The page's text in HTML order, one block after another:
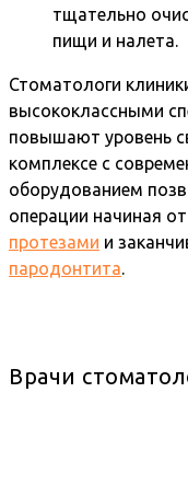
тщательно
пищи и налета.
Стоматологи
высококлассными
повышают уровень
комплексе с
оборудованием
операции начиная от
протезами и
пародонтита.
Врачи